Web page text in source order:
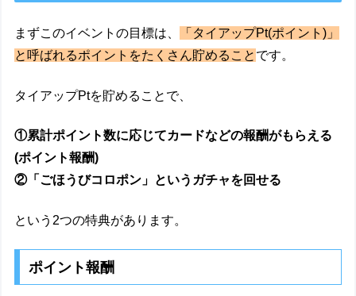
まずこのイベントの目標は、
「タイアップPt(ポイント)」
と呼ばれるポイントをたくさん貯めること です。
タイアップPtを貯めることで、
①累計ポイント数に応じてカードなどの報酬がもらえる
(ポイント報酬)
②「ごほうびコロポン」というガチャを回せる
という2つの特典があります。
ポイント報酬